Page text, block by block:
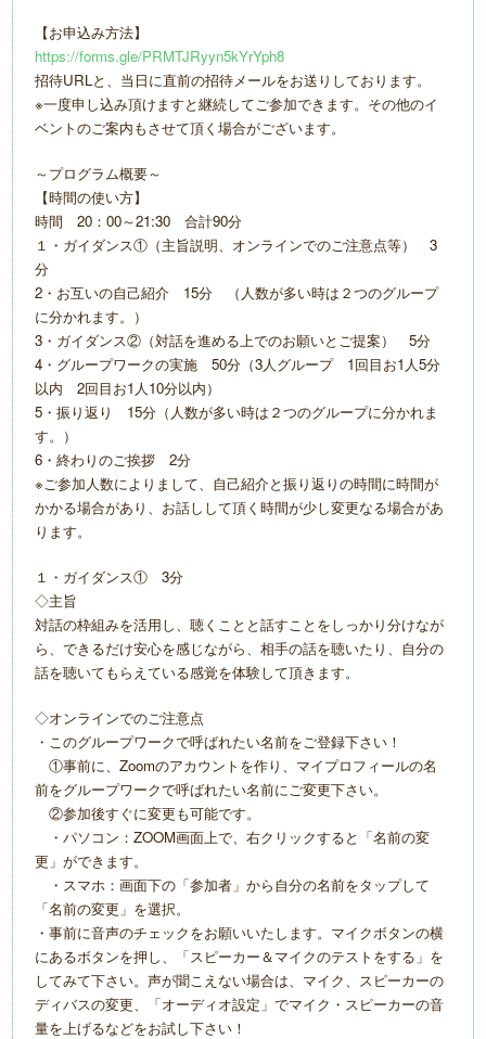
【お申込み方法】
https://forms.gle/PRMTJRyyn5kYrYph8
招待URLと、当日に直前の招待メールをお送りしております。
※一度申し込み頂けますと継続してご参加できます。その他のイ
ベントのご案内もさせて頂く場合がございます。
～プログラム概要～
【時間の使い方】
時間 20：00～21:30 合計90分
１・ガイダンス①（主旨説明、オンラインでのご注意点等） 3
分
2・お互いの自己紹介 15分 （人数が多い時は２つのグループ
に分かれます。）
3・ガイダンス②（対話を進める上でのお願いとご提案） 5分
4・グループワークの実施 50分（3人グループ 1回目お1人5分
以内 2回目お1人10分以内）
5・振り返り 15分（人数が多い時は２つのグループに分かれま
す。）
6・終わりのご挨拶 2分
※ご参加人数によりまして、自己紹介と振り返りの時間に時間が
かかる場合があり、お話しして頂く時間が少し変更なる場合があ
ります。
１・ガイダンス① 3分
◇主旨
対話の枠組みを活用し、聴くことと話すことをしっかり分けなが
ら、できるだけ安心を感じながら、相手の話を聴いたり、自分の
話を聴いてもらえている感覚を体験して頂きます。
◇オンラインでのご注意点
・このグループワークで呼ばれたい名前をご登録下さい！
①事前に、Zoomのアカウントを作り、マイプロフィールの名
前をグループワークで呼ばれたい名前にご変更下さい。
②参加後すぐに変更も可能です。
・パソコン：ZOOM画面上で、右クリックすると「名前の変
更」ができます。
・スマホ：画面下の「参加者」から自分の名前をタップして
「名前の変更」を選択。
・事前に音声のチェックをお願いいたします。マイクボタンの横
にあるボタンを押し、「スピーカー＆マイクのテストをする」を
してみて下さい。声が聞こえない場合は、マイク、スピーカーの
ディバスの変更、「オーディオ設定」でマイク・スピーカーの音
量を上げるなどをお試し下さい！